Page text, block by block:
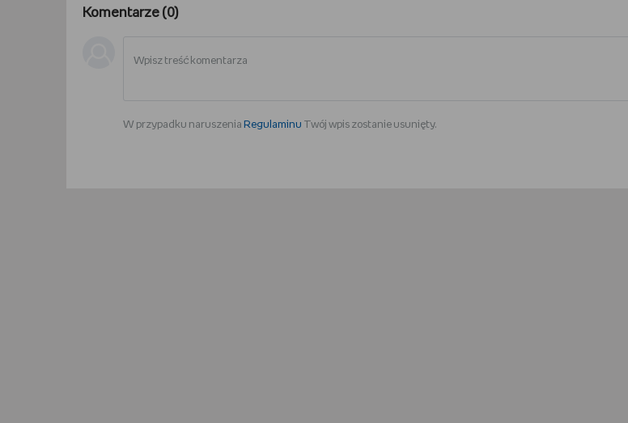
Komentarze (0)
W przypadku naruszenia Regulaminu Twój wpis zostanie usunięty.